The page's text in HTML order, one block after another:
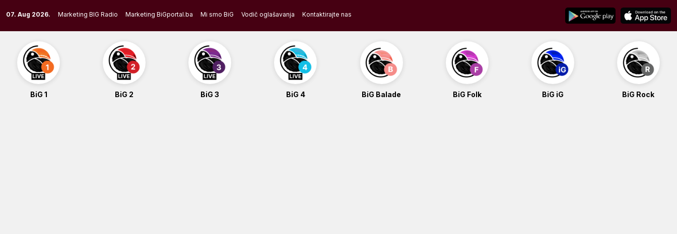
to
content
07. Aug 2026. Marketing BIG Radio Marketing BiGportal.ba Mi smo BiG Vodič oglašavanja Kontaktirajte nas
BiG 1 BiG 2 BiG 3 BiG 4 BiG Balade BiG Folk BiG iG BiG Rock